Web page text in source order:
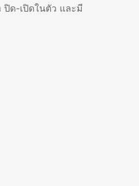
ด-เปิดในตัว และมี